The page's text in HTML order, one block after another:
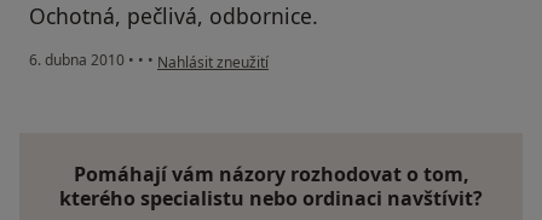
Ochotná, pečlivá, odbornice.
6. dubna 2010 • • • podle názoru uživatele Pacient
Nahlásit zneužití
Pomáhají vám názory rozhodovat o tom,
kterého specialistu nebo ordinaci navštívit?